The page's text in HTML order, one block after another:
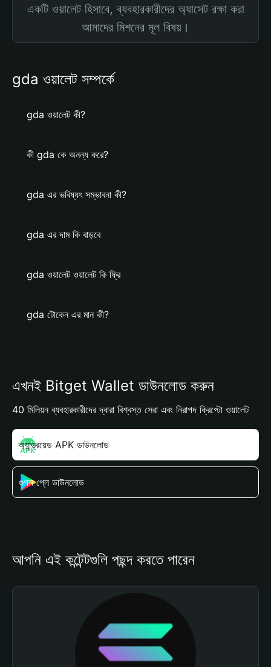
একটি ওয়ালেট হিসাবে, ব্যবহারকারীদের অ্যাসেট রক্ষা করা
আমাদের মিশনের মূল বিষয়।
gda ওয়ালেট সম্পর্কে
gda ওয়ালেট কী?
কী gda কে অনন্য করে?
gda এর ভবিষ্যৎ সম্ভাবনা কী?
gda এর দাম কি বাড়বে
gda ওয়ালেট ওয়ালেট কি ফ্রি
gda টোকেন এর মান কী?
এখনই Bitget Wallet ডাউনলোড করুন
40 মিলিয়ন ব্যবহারকারীদের দ্বারা বিশ্বস্ত সেরা এবং নিরাপদ ক্রিপ্টো ওয়ালেট
অ্যান্ড্রয়েড APK ডাউনলোড
গুগল প্লে ডাউনলোড
আপনি এই কন্টেন্টগুলি পছন্দ করতে পারেন